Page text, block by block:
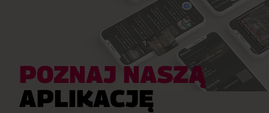
POZNAJ NASZĄ
APLIKACJĘ